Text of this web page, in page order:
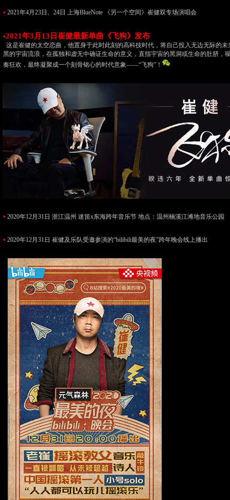
• 2021年4月23日、24日 上海BlueNote 《另一个空间》崔健双专场演唱会
•2021年3月13日崔健最新单曲《飞狗》发布
这是崔健的太空恋曲，他置身于此时此刻的高科技时代，将自己投入无边无际的
黑的宇宙流浪，在孤独和虚无中确证生命的意义，直指宇宙的黑洞或生命的肚脐，
奏狂欢，最终凝聚成一个刻骨铭心的时代意象——“飞狗”！
• 2020年12月31日 浙江温州 迷笛x东海跨年音乐节 地点：温州楠溪江滩地音乐公园
• 2020年12月31日 崔健及乐队受邀参演的“bilibili最美的夜”跨年晚会线上播出